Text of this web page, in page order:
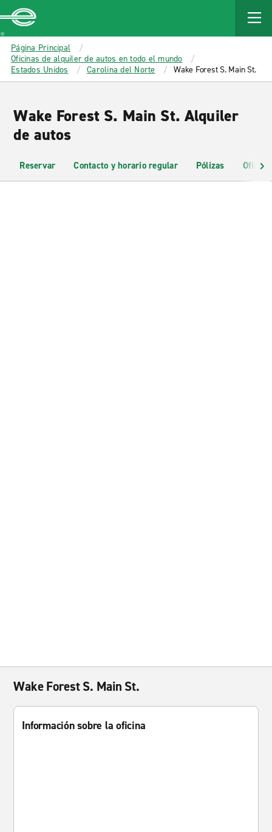
MAIN
CONTENT
Enterprise
Página Principal
Oficinas de alquiler de autos en todo el mundo
Estados Unidos
Carolina del Norte Wake Forest S. Main St.
Wake Forest S. Main St. Alquiler
de autos
Reservar Contacto y horario regular Pólizas
Wake Forest S. Main St.
Información sobre la oficina